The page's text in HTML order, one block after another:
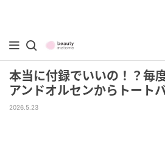
本当に付録でいいの！？毎
アンドオルセンからトート
2026.5.23